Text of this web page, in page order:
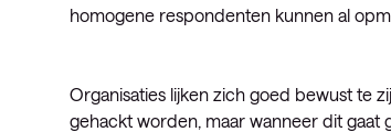
homogene respondenten kunnen al
Organisaties lijken zich goed bewust te
gehackt worden, maar wanneer dit